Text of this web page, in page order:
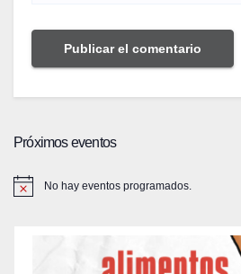
Próximos eventos
No hay eventos programados.